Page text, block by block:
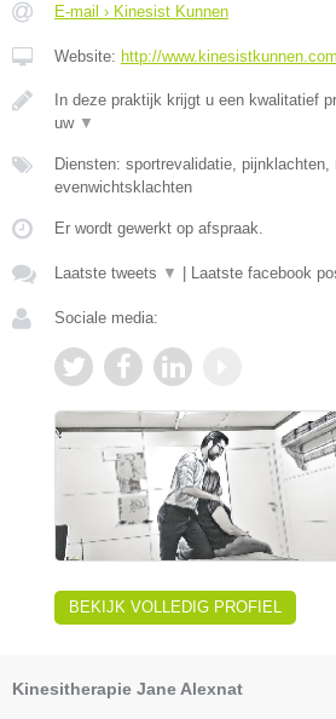
E-mail › Kinesist Kunnen
Website: http://www.kinesistkunnen.com
In deze praktijk krijgt u een kwalitatief
uw ▼
Diensten: sportrevalidatie, pijnklachten,
evenwichtsklachten
Er wordt gewerkt op afspraak.
Laatste tweets ▼ Laatste facebook
Sociale media:
BEKIJK VOLLEDIG PROFIEL
Kinesitherapie Jane Alexnat